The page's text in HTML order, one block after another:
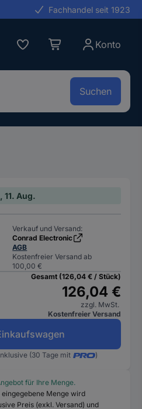
Fachhandel seit 1923
Konto
Suchen
Aug.
Verkauf und Versand:
Conrad Electronic
AGB
Kostenfreier Versand ab
100,00 €
Gesamt (126,04 € / Stück)
126,04 €
zzgl. MwSt.
Kostenfreier Versand
(30 Tage mit )
für Ihre Menge.
Menge wird
Preis (exkl. Versand) und